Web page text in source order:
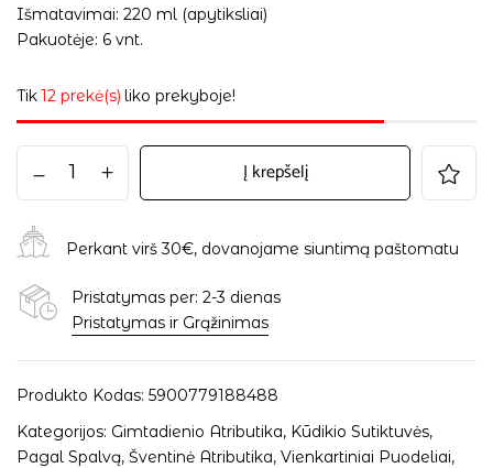
Išmatavimai: 220 ml (apytiksliai)
Pakuotėje: 6 vnt.
Tik12 prekė(s) liko prekyboje!
Į krepšelį
Perkant virš 30€, dovanojame siuntimą paštomatu
Pristatymas per: 2-3 dienas
Pristatymas ir Grąžinimas
Produkto Kodas: 5900779188488
Kategorijos: Gimtadienio Atributika, Kūdikio Sutiktuvės,
Pagal Spalvą, Šventinė Atributika, Vienkartiniai Puodeliai,